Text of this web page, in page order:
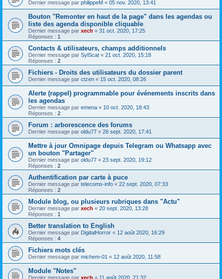
Dernier message par philippeM « 05 nov. 2020, 13:41
Bouton "Remonter en haut de la page" dans les agendas ou
liste des agenda disponible cliquable
Dernier message par xech « 31 oct. 2020, 17:25
Réponses : 1
Contacts & utilisateurs, champs additionnels
Dernier message par SylScat « 21 oct. 2020, 15:18
Réponses : 2
Fichiers - Droits des utilisateurs du dossier parent
Dernier message par ctzen « 15 oct. 2020, 08:26
Alerte (rappel) programmable pour événements inscrits dans
les agendas
Dernier message par emena « 10 oct. 2020, 18:43
Réponses : 2
Forum : arborescence des forums
Dernier message par oldu77 « 26 sept. 2020, 17:41
Mettre à jour Omnipage depuis Telegram ou Whatsapp avec
un bouton "Partager"
Dernier message par oldu77 « 23 sept. 2020, 19:12
Réponses : 2
Authentification par carte à puce
Dernier message par telecoms-info « 22 sept. 2020, 07:33
Réponses : 2
Module blog, ou plusieurs rubriques dans "Actu"
Dernier message par xech « 20 sept. 2020, 13:28
Réponses : 1
Better translation to English
Dernier message par DigitalHorror « 12 août 2020, 16:29
Réponses : 4
Fichiers mots clés
Dernier message par michem-01 « 12 août 2020, 11:58
Module "Notes"
Dernier message par xech « 11 août 2020, 21:32